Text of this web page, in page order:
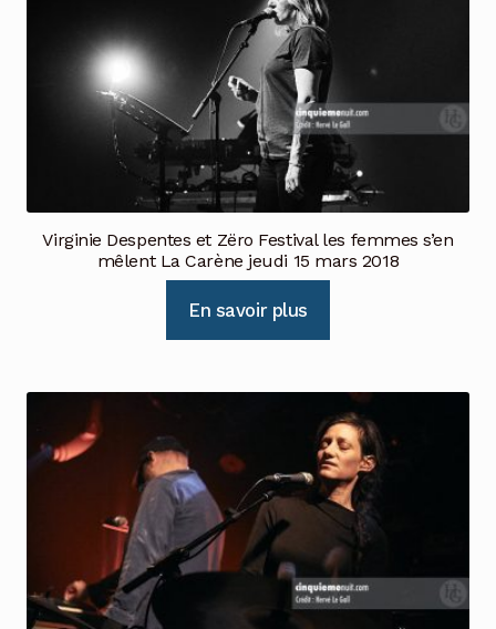
Virginie Despentes et Zëro Festival les femmes s’en
mêlent La Carène jeudi 15 mars 2018
En savoir plus